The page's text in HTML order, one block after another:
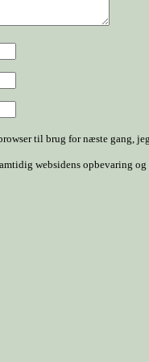
til brug for næste gang,
websidens opbevaring